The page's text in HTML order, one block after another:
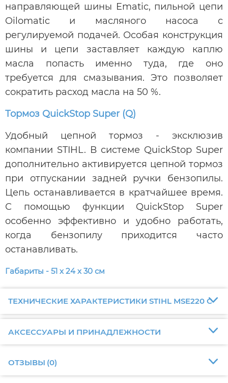
направляющей шины Ematic, пильной цепи
Oilomatic и масляного насоса с
регулируемой подачей. Особая конструкция
шины и цепи заставляет каждую каплю
масла попасть именно туда, где оно
требуется для смазывания. Это позволяет
сократить расход масла на 50 %.
Тормоз QuickStop Super (Q)
Удобный цепной тормоз - эксклюзив
компании STIHL. В системе QuickStop Super
дополнительно активируется цепной тормоз
при отпускании задней ручки бензопилы.
Цепь останавливается в кратчайшее время.
С помощью функции QuickStop Super
особенно эффективно и удобно работать,
когда бензопилу приходится часто
останавливать.
Габариты - 51 х 24 х 30 см
ТЕХНИЧЕСКИЕ ХАРАКТЕРИСТИКИ STIHL MSE220 C
АКСЕССУАРЫ И ПРИНАДЛЕЖНОСТИ
ОТЗЫВЫ (0)